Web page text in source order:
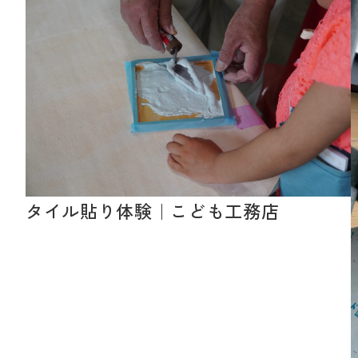
タイル貼り体験｜こども工務店